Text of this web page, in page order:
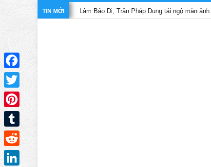
TIN MỚILâm Bảo Di, Trần Pháp Dung tái ngộ màn ảnh nhỏ
Facebook
Twitter
Pinterest
Tumblr
Reddit